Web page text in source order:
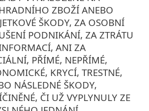
ZBOŽÍ ANEBO
ŠKODY, ZA OSOBNÍ
PODNIKÁNÍ, ZA ZTRÁTU
ANI ZA
PŘÍMÉ, NEPŘÍMÉ,
KRYCÍ, TRESTNÉ,
NÁSLEDNÉ ŠKODY,
ČI UŽ VYPLYNULY ZE